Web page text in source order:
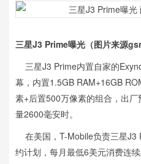
三星J3 Prime曝光（图片来源
三星J3 Prime内置自家的
幕，内置1.5GB RAM+16GB
素+后置500万像素的组合，出
量2600毫安时。
在美国，T-Mobile负责三星J3
约计划，每月最低6美元消费连